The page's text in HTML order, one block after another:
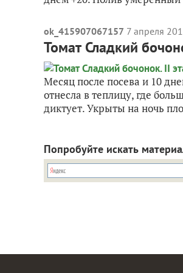
ok_415907067157 7 апреля
Томат Сладкий
Месяц после посева и 10
отнесла в теплицу, где
диктует. Укрыты на ночь
Попробуйте искать